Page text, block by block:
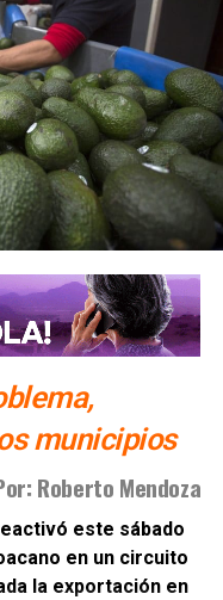
SHEINBAUM
MÉXICO
de seguridad de
a la UASLP de
municipios
Roberto Mendoza
este sábado
en un circuito
la exportación en